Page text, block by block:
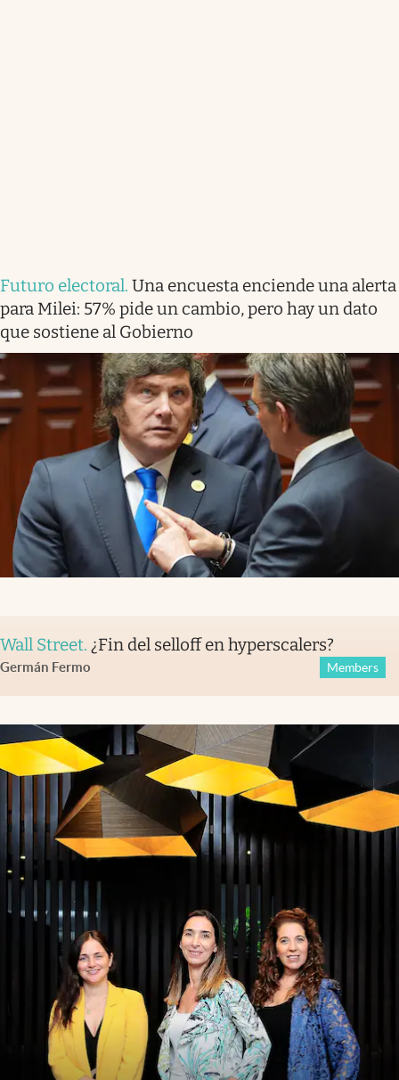
Futuro electoral. Una encuesta enciende una alerta
para Milei: 57% pide un cambio, pero hay un dato
que sostiene al Gobierno
Wall Street. ¿Fin del selloff en hyperscalers?
Germán Fermo Members